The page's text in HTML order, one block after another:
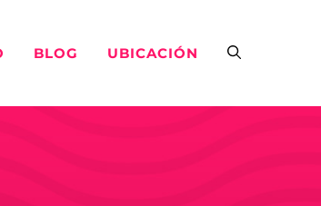
BLOG UBICACIÓN